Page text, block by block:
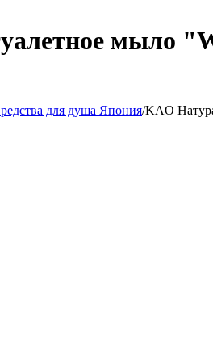
мыло
для душа Япония/KAO